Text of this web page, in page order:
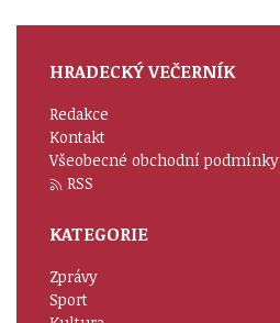
HRADECKÝ VEČERNÍK
Redakce
Kontakt
Všeobecné obchodní podmínky
RSS
KATEGORIE
Zprávy
Sport